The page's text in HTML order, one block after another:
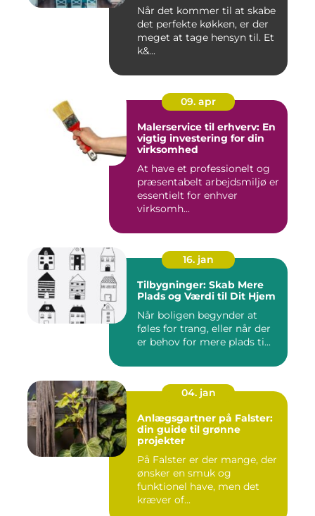
Når det kommer til at skabe
det perfekte køkken, er der
meget at tage hensyn til. Et
k&...
09. apr
Malerservice til erhverv: En
vigtig investering for din
virksomhed
At have et professionelt og
præsentabelt arbejdsmiljø er
essentielt for enhver
virksomh...
16. jan
Tilbygninger: Skab Mere
Plads og Værdi til Dit Hjem
Når boligen begynder at
føles for trang, eller når der
er behov for mere plads ti...
04. jan
Anlægsgartner på Falster:
din guide til grønne
projekter
På Falster er der mange, der
ønsker en smuk og
funktionel have, men det
kræver of...